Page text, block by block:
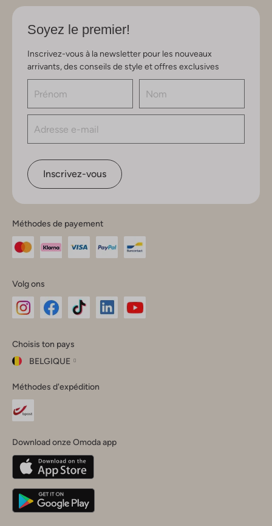
Soyez le premier!
Inscrivez-vous à la newsletter pour les nouveaux
arrivants, des conseils de style et offres exclusives
Inscrivez-vous
Méthodes de payement
Volg ons
Instagram
Facebook
TikTok
Choisis ton pays
BELGIQUE
ton
pays
Fermer
Belgique(Français)
Deutschland
Méthodes d'expédition
Download onze Omoda app